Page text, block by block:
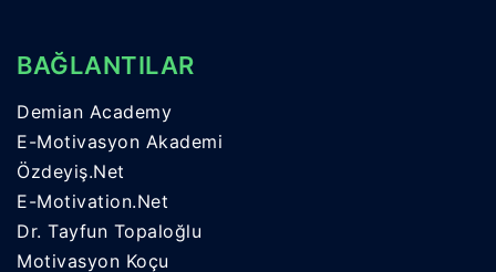
BAĞLANTILAR
Demian Academy
E-Motivasyon Akademi
Özdeyiş.Net
E-Motivation.Net
Dr. Tayfun Topaloğlu
Motivasyon Koçu